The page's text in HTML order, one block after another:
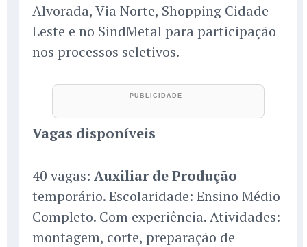
Alvorada, Via Norte, Shopping Cidade
Leste e no SindMetal para participação
nos processos seletivos.
Vagas disponíveis
40 vagas: Auxiliar de Produção –
temporário. Escolaridade: Ensino Médio
Completo. Com experiência. Atividades:
montagem, corte, preparação de